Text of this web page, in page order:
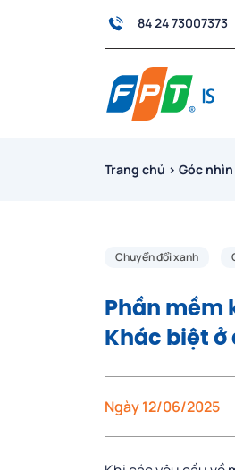
84 24 73007373
Trang chủ › Góc
Chuyển đổi xanh
Phần mềm
Khác biệt
Ngày 12/06/2025